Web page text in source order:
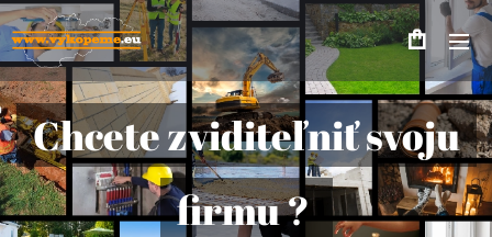
Chcete zviditeľniť svoju
firmu ?